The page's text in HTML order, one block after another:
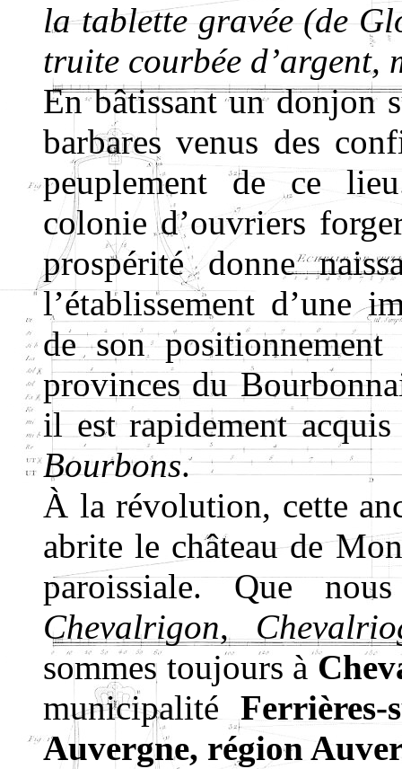
la tablette gravée (de
truite courbée d’argent,
En bâtissant un donjon
barbares venus des
peuplement de ce
colonie d’ouvriers
prospérité donne
l’établissement d’une
de son
provinces du
il est rapidement
Bourbons.
À la révolution, cette
abrite le château de
paroissiale. Que
Chevalrigon,
sommes toujours à
municipalité
Auvergne, région